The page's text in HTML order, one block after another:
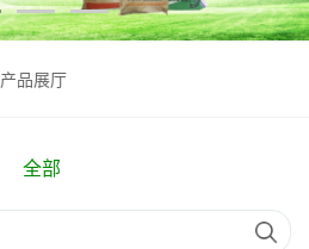
产品展厅
全部